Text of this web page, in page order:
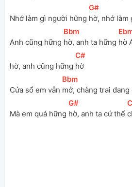
Nhớ làm gì người hững
[
G#
hờ, nhớ làm
Anh cũng hững
[Bbm
hờ, anh ta hững
[
hờ
hờ, anh cũng hững
[
C#
hờ
Cửa sổ em vẫn
[Bbm
mở, chàng trai đang
Mà em quá hững
[
G#
hờ, anh ta cứ thế
[